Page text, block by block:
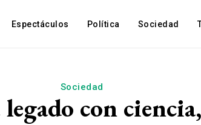
Espectáculos Política Sociedad
Sociedad
con